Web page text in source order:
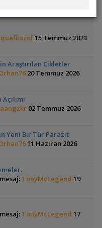
15 Temmuz 2023
Araştırılan Cikletler
20 Temmuz 2026
02 Temmuz 2026
Yeni Bir Tür Parazit
11 Haziran 2026
TonyMcLegend 19
TonyMcLegend 17